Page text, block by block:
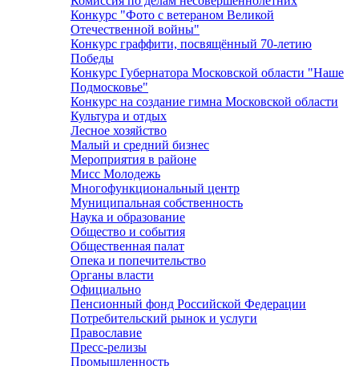
Конкурс "Фото с ветераном Великой
Отечественной войны"
Конкурс граффити, посвящённый 70-летию
Победы
Конкурс Губернатора Московской области "Наше
Подмосковье"
Конкурс на создание гимна Московской области
Культура и отдых
Лесное хозяйство
Малый и средний бизнес
Мероприятия в районе
Мисс Молодежь
Многофункциональный центр
Муниципальная собственность
Наука и образование
Общество и события
Общественная палат
Опека и попечительство
Органы власти
Официально
Пенсионный фонд Российской Федерации
Потребительский рынок и услуги
Православие
Пресс-релизы
Промышленность